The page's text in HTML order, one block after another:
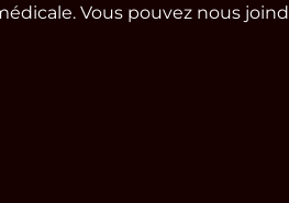
Vous pouvez nous